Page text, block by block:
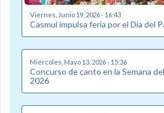
Viernes, Junio 19, 2026 - 16:43
Casmul impulsa feria por el Día del
Miércoles, Mayo 13, 2026 - 15:36
Concurso de canto en la Semana
2026